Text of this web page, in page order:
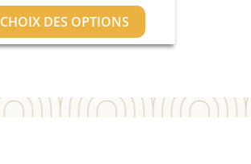
CHOIX DES OPTIONS